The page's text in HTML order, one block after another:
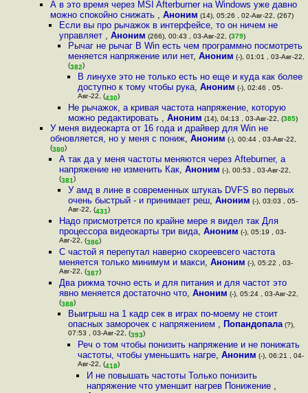
А в это время через MSI Afterburner на Windows уже давно
можно спокойно снижать , Аноним (14), 05:26 , 02-Авг-22, (267)
Если вы про рычажок в интерфейсе, то он ничем не
управляет , Аноним (266), 00:43 , 03-Авг-22, (379)
Рычаг не рычаг В Win есть чем программно посмотреть
меняется напряжение или нет,Аноним (-), 01:01 , 03-Авг-22,
(382)
В линухе это не только есть но еще и куда как более
доступно к тому чтобы рука, Аноним (-), 02:46 , 05-
Авг-22, (430)
Не рычажок, а кривая частота напряжение, которую
можно редактировать ,Аноним (14), 04:13 , 03-Авг-22, (385)
У меня видеокарта от 16 года и драйвер для Win не
обновляется, но у меня с пониж, Аноним (-), 00:44 , 03-Авг-22,
(380)
А так да у меня частоты меняются через Afteburner, а
напряжение не изменить Как, Аноним (-), 00:53 , 03-Авг-22,
(381)
У амд в лине в современных штукаъ DVFS во первых
очень быстрый - и принимает реш,Аноним (-), 03:03 , 05-
Авг-22, (431)
Надо присмотрется по крайне мере я видел так Для
процессора видеокарты три вида, Аноним (-), 05:19 , 03-
Авг-22, (386)
С частой я перепутал наверно скореевсего частота
меняется только минимум и макси, Аноним (-), 05:22 , 03-
Авг-22, (387)
Два рижма точно есть и для питания и для частот это
явно меняется достаточно что, Аноним (-), 05:24 , 03-Авг-22,
(388)
Выигрыш на 1 кадр сек в играх по-моему не стоит
опасных заморочек с напряжением , Попандопала (?),
07:53 , 03-Авг-22, (393)
Реч о том чтобы понизить напряжение и не понижать
частоты, чтобы уменьшить нагре, Аноним (-), 06:21 , 04-
Авг-22, (418)
И не повышать частоты Только понизить
напряжение что уменшит нагрев Понижение ,